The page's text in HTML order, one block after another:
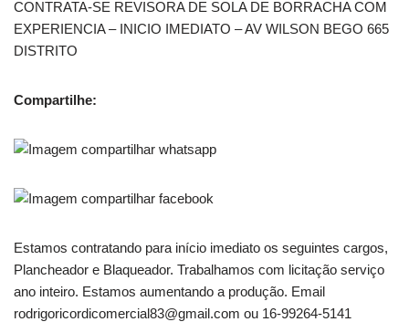
CONTRATA-SE REVISORA DE SOLA DE BORRACHA COM
EXPERIENCIA – INICIO IMEDIATO – AV WILSON BEGO 665
DISTRITO
Compartilhe:
Estamos contratando para início imediato os seguintes cargos,
Plancheador e Blaqueador. Trabalhamos com licitação serviço
ano inteiro. Estamos aumentando a produção. Email
rodrigoricordicomercial83@gmail.com ou 16-99264-5141